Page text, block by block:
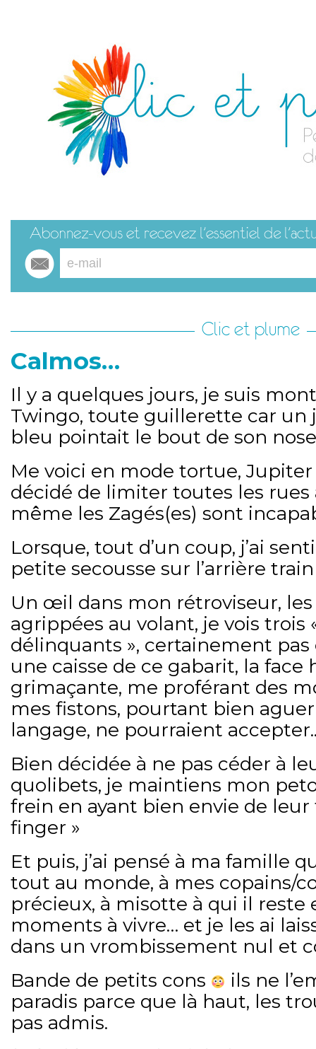
Clic et plume
Calmos…
Il y a quelques jours, je suis
Twingo, toute guillerette car un
bleu pointait le bout de son
Me voici en mode tortue, Jupiter
décidé de limiter toutes les rues
même les Zagés(es) sont
Lorsque, tout d’un coup, j’ai
petite secousse sur l’arrière
Un œil dans mon rétroviseur,
agrippées au volant, je vois trois
délinquants », certainement
une caisse de ce gabarit, la face
grimaçante, me proférant des
mes fistons, pourtant bien
langage, ne pourraient
Bien décidée à ne pas céder à
quolibets, je maintiens mon
frein en ayant bien envie de
finger »
Et puis, j’ai pensé à ma famille
tout au monde, à mes copains/
précieux, à misotte à qui il reste
moments à vivre… et je les ai
dans un vrombissement nul et
Bande de petits cons
ils ne
paradis parce que là haut, les
pas admis.